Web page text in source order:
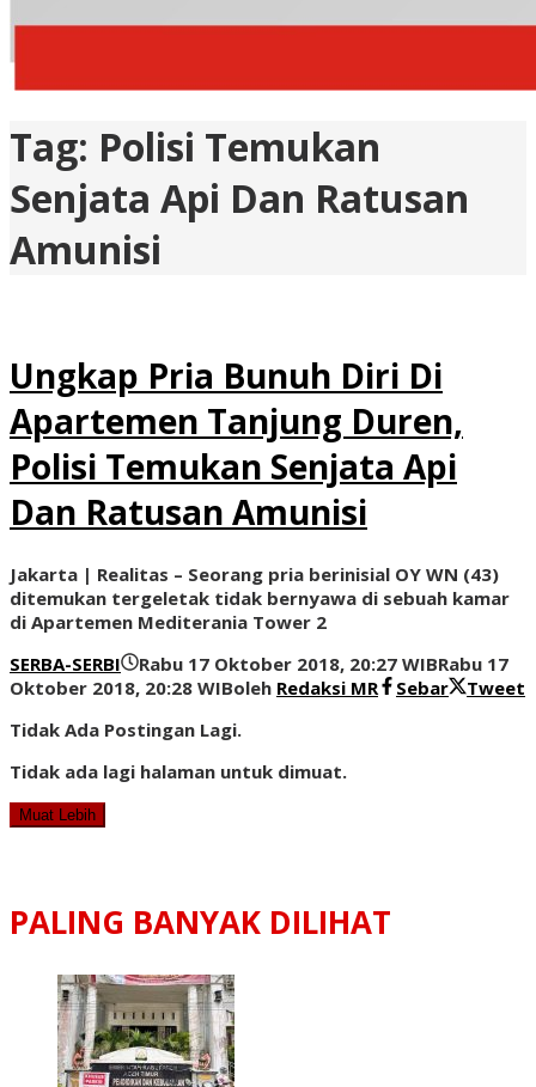
Tag: Polisi Temukan
Senjata Api Dan Ratusan
Amunisi
Ungkap Pria Bunuh Diri Di
Apartemen Tanjung Duren,
Polisi Temukan Senjata Api
Dan Ratusan Amunisi
Jakarta | Realitas – Seorang pria berinisial OY WN (43)
ditemukan tergeletak tidak bernyawa di sebuah kamar
di Apartemen Mediterania Tower 2
SERBA-SERBI
Rabu 17 Oktober 2018, 20:27 WIBRabu 17
Oktober 2018, 20:28 WIBoleh Redaksi MR Sebar
Tweet
Tidak Ada Postingan Lagi.
Tidak ada lagi halaman untuk dimuat.
Muat Lebih
PALING BANYAK DILIHAT